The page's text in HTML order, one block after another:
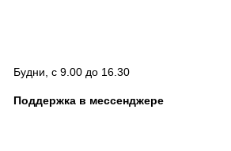
Будни, с 9.00 до 16.30
Поддержка в мессенджере